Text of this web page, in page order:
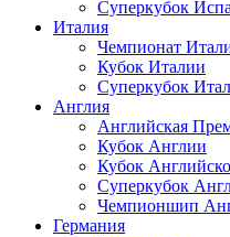
Суперкубок
Италия
Чемпионат
Кубок Италии
Суперкубок
Англия
Английская
Кубок Англии
Кубок
Суперкубок
Чемпионшип
Германия